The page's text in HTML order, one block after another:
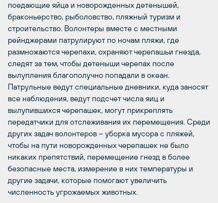
поедающие яйца и новорожденных детенышей,
браконьерство, рыболовство, пляжный туризм и
строительство. Волонтеры вместе с местными
рейнджерами патрулируют по ночам пляжи, где
размножаются черепахи, охраняют черепашьи гнезда,
следят за тем, чтобы детеныши черепах после
вылупления благополучно попадали в океан.
Патрульные ведут специальные дневники, куда заносят
все наблюдения, ведут подсчет числа яиц и
вылупившихся черепашек, могут прикреплять
передатчики для отслеживания их перемещения. Среди
других задач волонтеров – уборка мусора с пляжей,
чтобы на пути новорожденных черепашек не было
никаких препятствий, перемещение гнезд в более
безопасные места, измерение в них температуры и
другие задачи, которые помогают увеличить
численность угрожаемых животных.